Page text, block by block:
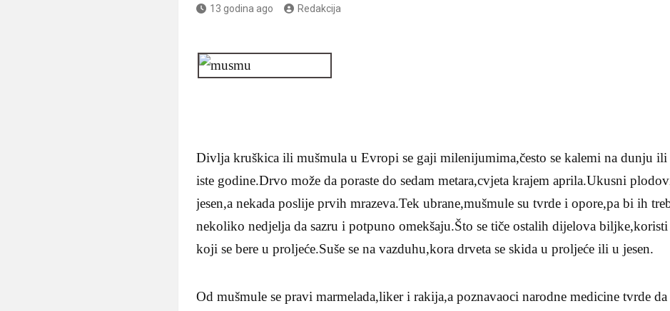
13 godina ago Redakcija
Divlja kruškica ili mušmula u Evropi se gaji milenijumima,često se kalemi na dunju ili
iste godine.Drvo može da poraste do sedam metara,cvjeta krajem aprila.Ukusni
jesen,a nekada poslije prvih mrazeva.Tek ubrane,mušmule su tvrde i opore,pa bi ih
nekoliko nedjelja da sazru i potpuno omekšaju.Što se tiče ostalih dijelova
koji se bere u proljeće.Suše se na vazduhu,kora drveta se skida u proljeće ili u jesen.
Od mušmule se pravi marmelada,liker i rakija,a poznavaoci narodne medicine tvrde